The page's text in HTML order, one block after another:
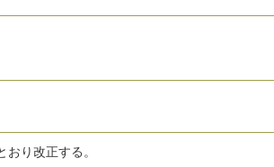
り改正する。